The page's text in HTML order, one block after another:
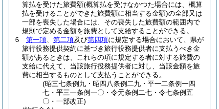
算払を受けた旅費額(概算払を受けなかつた場合には、概算
払を受けることができた旅費額に相当する金額)の全部又は
一部を喪失した場合には、その喪失した旅費額の範囲内で
規則で定める金額を旅費として支給することができる。
6
第一項 第二項及び第四項に規定する場合において、県が
旅行役務提供契約に基づき旅行役務提供者に支払うべき金
額があるときは、これらの項に規定する者に対する旅費の
支給に代えて、当該旅行役務提供者に対し、当該金額を旅
費に相当するものとして支払うことができる。
(昭三七条例九・昭四八条例二九・平一二条例一四
七・平三一条例一〇・令元条例二七・令七条例五
〇・一部改正)